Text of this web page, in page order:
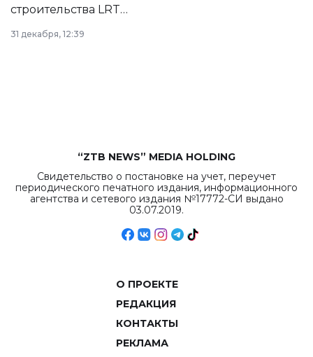
строительства LRT
в Астане из
республиканского
31 декабря, 12:39
“ZTB NEWS” MEDIA HOLDING
Свидетельство о постановке на учет, переучет
периодического печатного издания, информационного
агентства и сетевого издания №17772-СИ выдано
03.07.2019.
О ПРОЕКТЕ
РЕДАКЦИЯ
КОНТАКТЫ
РЕКЛАМА